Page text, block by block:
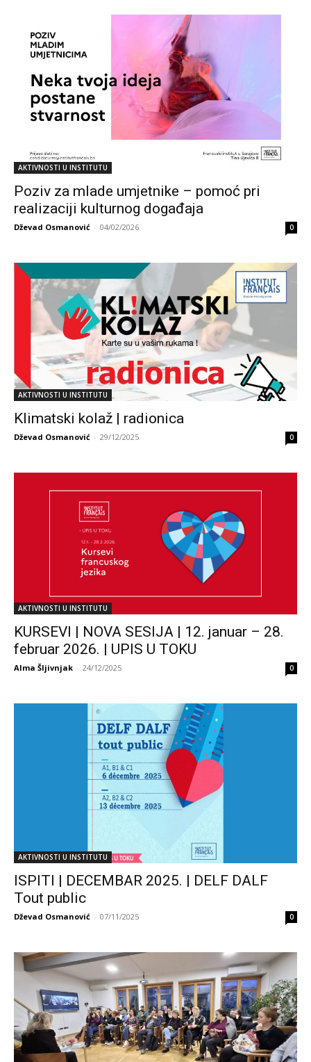
AKTIVNOSTI U INSTITUTU
Poziv za mlade umjetnike – pomoć pri
realizaciji kulturnog događaja
Dževad Osmanović - 04/02/2026 0
AKTIVNOSTI U INSTITUTU
Klimatski kolaž | radionica
Dževad Osmanović - 29/12/2025 0
AKTIVNOSTI U INSTITUTU
KURSEVI | NOVA SESIJA | 12. januar – 28.
februar 2026. | UPIS U TOKU
Alma Šljivnjak - 24/12/2025 0
AKTIVNOSTI U INSTITUTU
ISPITI | DECEMBAR 2025. | DELF DALF
Tout public
Dževad Osmanović - 07/11/2025 0